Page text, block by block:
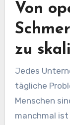
Von
zu
Jedes
tägliche
Menschen
manchmal